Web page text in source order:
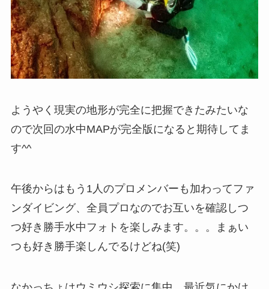
ようやく現実の地形が完全に把握できたみたいな
ので次回の水中MAPが完全版になると期待してま
す^^
午後からはもう1人のプロメンバーも加わってファ
ンダイビング、全員プロなのでお互いを確認しつ
つ好き勝手水中フォトを楽しみます。。。まぁい
つも好き勝手楽しんでるけどね(笑)